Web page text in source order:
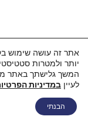
יותר ולמטרות
המשך גלישתך באתר
לעיין במדיניות
הבנתי